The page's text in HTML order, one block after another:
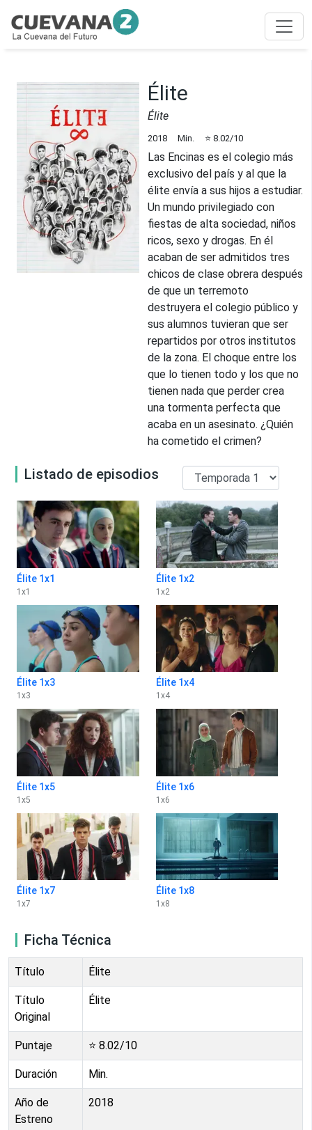
Élite
Élite
2018 Min. ⭐ 8.02/10
Las Encinas es el colegio más
exclusivo del país y al que la
élite envía a sus hijos a estudiar.
Un mundo privilegiado con
fiestas de alta sociedad, niños
ricos, sexo y drogas. En él
acaban de ser admitidos tres
chicos de clase obrera después
de que un terremoto
destruyera el colegio público y
sus alumnos tuvieran que ser
repartidos por otros institutos
de la zona. El choque entre los
que lo tienen todo y los que no
tienen nada que perder crea
una tormenta perfecta que
acaba en un asesinato. ¿Quién
ha cometido el crimen?
Listado de episodios
Élite 1x1
1 x1
Élite 1x2
1 x2
Élite 1x3
1 x3
Élite 1x4
1 x4
Élite 1x5
1 x5
Élite 1x6
1 x6
Élite 1x7
1 x7
Élite 1x8
1 x8
Ficha Técnica
Título Élite
Título
Original
Élite
Puntaje ⭐ 8.02/10
Duración Min.
Año de
Estreno
2018